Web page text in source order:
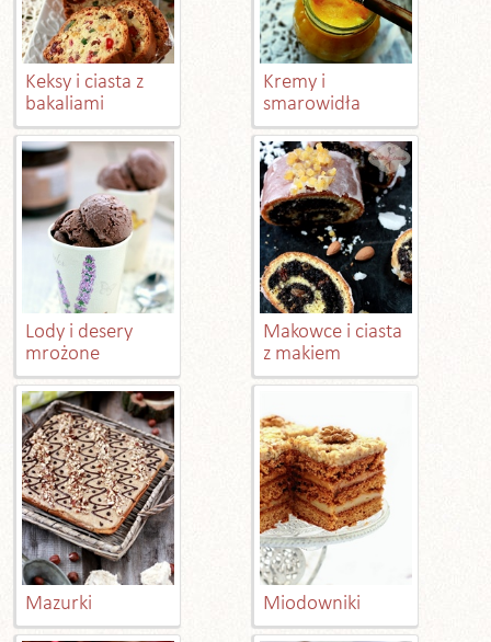
Keksy i ciasta z
bakaliami
Kremy i
smarowidła
Lody i desery
mrożone
Makowce i ciasta
z makiem
Mazurki Miodowniki